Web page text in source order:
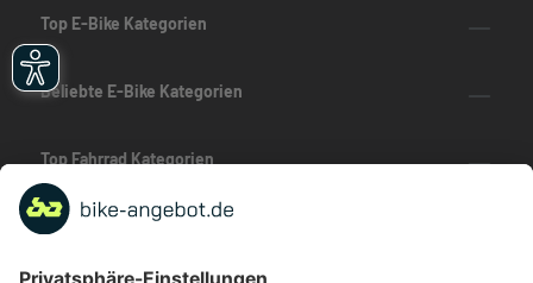
Top E-Bike Kategorien
Beliebte E-Bike Kategorien
Top Fahrrad Kategorien
Beliebte Fahrrad-Kategorien